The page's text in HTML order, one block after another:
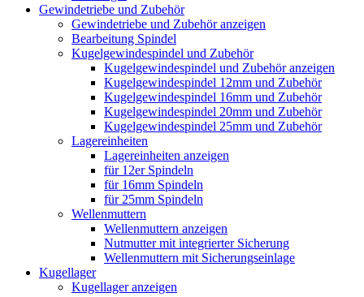
Gewindetriebe und Zubehör
Gewindetriebe und Zubehör anzeigen
Bearbeitung Spindel
Kugelgewindespindel und Zubehör
Kugelgewindespindel und Zubehör anzeigen
Kugelgewindespindel 12mm und Zubehör
Kugelgewindespindel 16mm und Zubehör
Kugelgewindespindel 20mm und Zubehör
Kugelgewindespindel 25mm und Zubehör
Lagereinheiten
Lagereinheiten anzeigen
für 12er Spindeln
für 16mm Spindeln
für 25mm Spindeln
Wellenmuttern
Wellenmuttern anzeigen
Nutmutter mit integrierter Sicherung
Wellenmuttern mit Sicherungseinlage
Kugellager
Kugellager anzeigen